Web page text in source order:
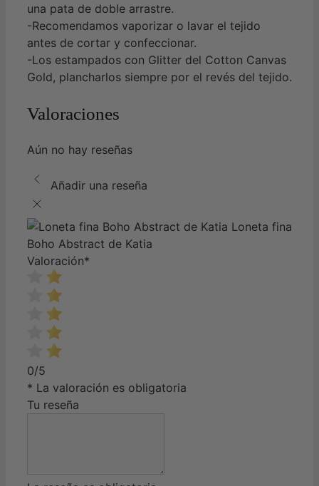
una pata de doble arrastre.
-Recomendamos vaporizar o lavar el tejido
antes de cortar y confeccionar.
-Los estampados con Glitter del Cotton Canvas
Gold, plancharlos siempre por el revés del tejido.
Valoraciones
Aún no hay reseñas
Añadir una reseña
Loneta fina
Boho Abstract de Katia
Valoración*
0/5
* La valoración es obligatoria
Tu reseña